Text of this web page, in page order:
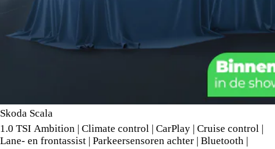
Skoda Scala
1.0 TSI Ambition | Climate control | CarPlay | Cruise control |
Lane- en frontassist | Parkeersensoren achter | Bluetooth |